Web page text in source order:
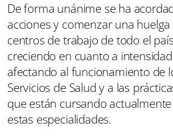
De forma unánime se ha
acciones y comenzar una
centros de trabajo de todo el
creciendo en cuanto a
afectando al funcionamiento de
Servicios de Salud y a las
que están cursando
estas especialidades.